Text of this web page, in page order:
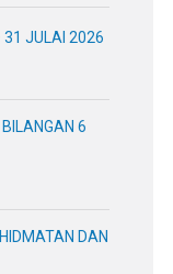
31 JULAI 2026
6
DAN